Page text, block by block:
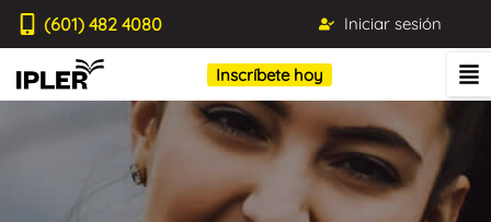
(601) 482 4080 Iniciar sesión
Inscríbete hoy